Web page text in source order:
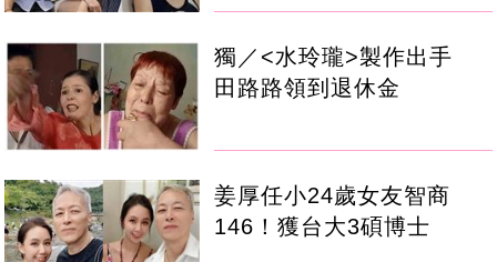
獨／<水玲瓏>製作出手
田路路領到退休金
姜厚任小24歲女友智商
146！獲台大3碩博士